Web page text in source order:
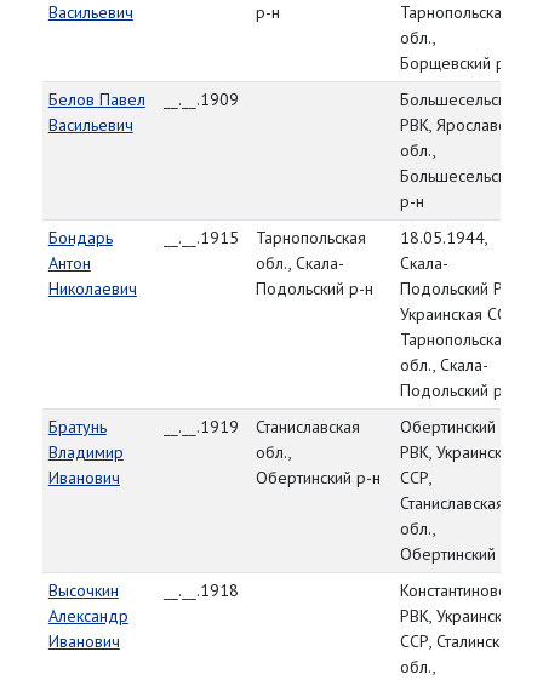
Васильевич
р-н
Тарнопольская
обл.,
Борщевский р-н
Белов Павел
Васильевич
__.__.1909
Большесельский
РВК, Ярославская
обл.,
Большесельский
р-н
Бондарь
Антон
Николаевич
__.__.1915
Тарнопольская
обл., Скала-
Подольский р-н
18.05.1944,
Скала-
Подольский РВК,
Украинская ССР,
Тарнопольская
обл., Скала-
Подольский р-н
Братунь
Владимир
Иванович
__.__.1919
Станиславская
обл.,
Обертинский р-н
Обертинский
РВК, Украинская
ССР,
Станиславская
обл.,
Обертинский р-н
Высочкин
Александр
Иванович
__.__.1918
Константиновский
РВК, Украинская
ССР, Сталинская
обл.,